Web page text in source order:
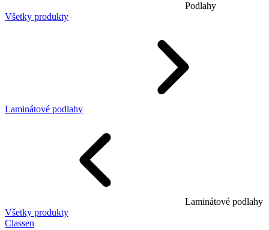
Podlahy
Všetky produkty
Laminátové podlahy
Laminátové podlahy
Všetky produkty
Classen